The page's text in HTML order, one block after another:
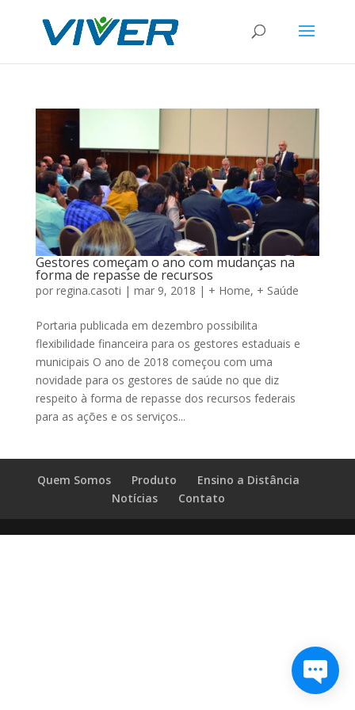
Gestores começam o ano com mudanças na
forma de repasse de recursos
por regina.casoti | mar 9, 2018 | + Home, + Saúde
Portaria publicada em dezembro possibilita
flexibilidade financeira para os gestores estaduais e
municipais O ano de 2018 começou com uma
novidade para os gestores de saúde no que diz
respeito à forma de repasse dos recursos federais
para as ações e os serviços...
Quem Somos Produto
Ensino a Distância
Notícias
Contato